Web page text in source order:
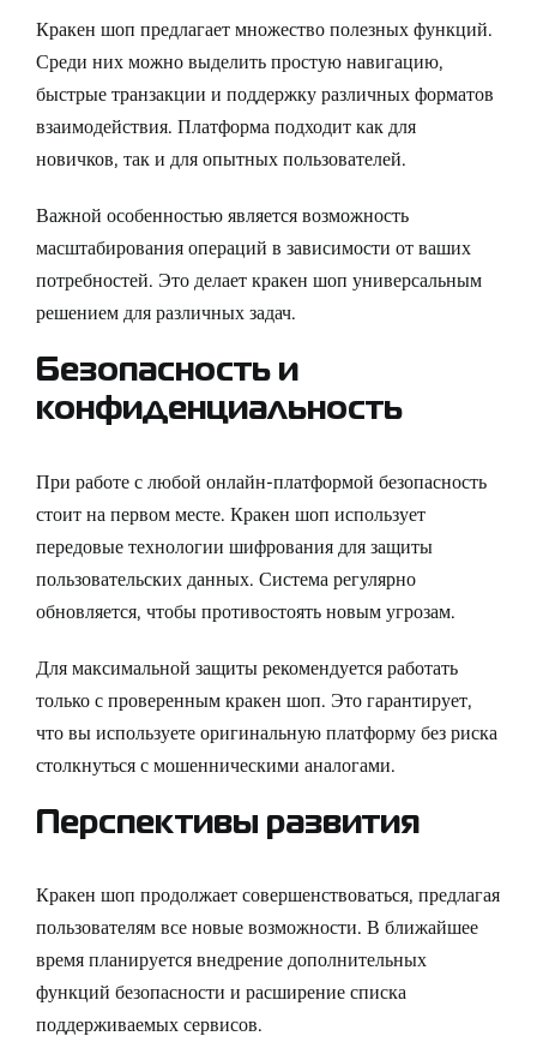
Кракен шоп предлагает множество полезных функций.
Среди них можно выделить простую навигацию,
быстрые транзакции и поддержку различных форматов
взаимодействия. Платформа подходит как для
новичков, так и для опытных пользователей.
Важной особенностью является возможность
масштабирования операций в зависимости от ваших
потребностей. Это делает кракен шоп универсальным
решением для различных задач.
Безопасность и
конфиденциальность
При работе с любой онлайн-платформой безопасность
стоит на первом месте. Кракен шоп использует
передовые технологии шифрования для защиты
пользовательских данных. Система регулярно
обновляется, чтобы противостоять новым угрозам.
Для максимальной защиты рекомендуется работать
только спроверенным кракен шоп. Это гарантирует,
что вы используете оригинальную платформу без риска
столкнуться с мошенническими аналогами.
Перспективы развития
Кракен шоп продолжает совершенствоваться, предлагая
пользователям все новые возможности. В ближайшее
время планируется внедрение дополнительных
функций безопасности и расширение списка
поддерживаемых сервисов.